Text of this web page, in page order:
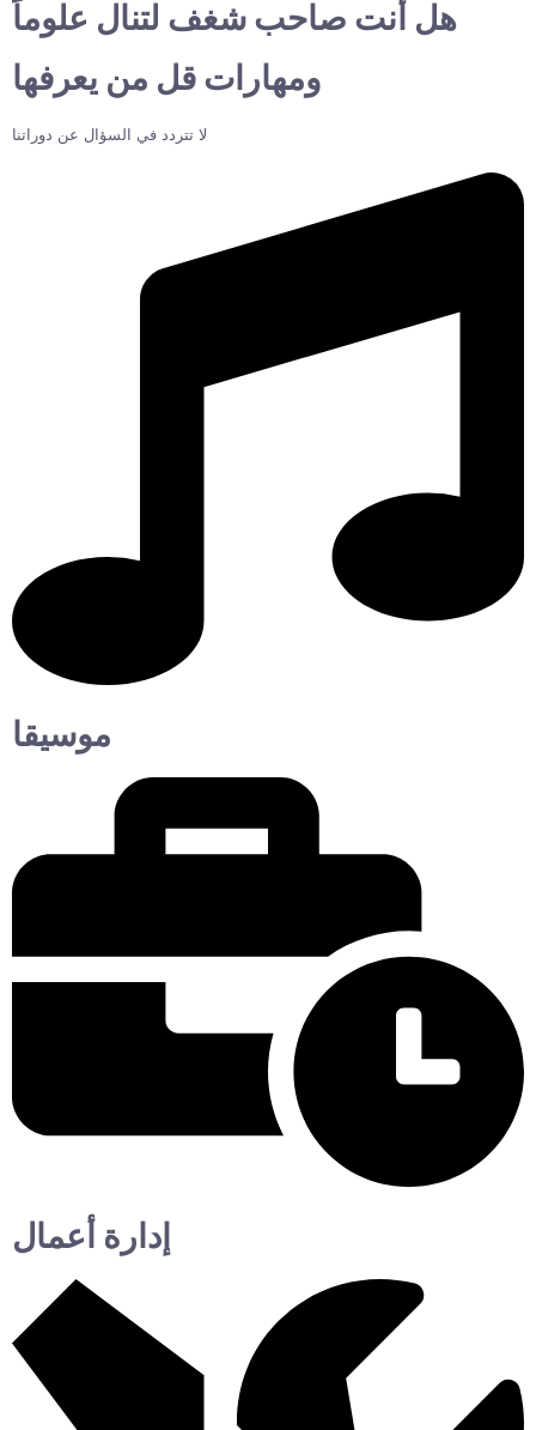
هل أنت صاحب شغف لتنال علوماً
ومهارات قل من يعرفها
لا تتردد في السؤال عن دوراتنا
موسيقا
إدارة أعمال